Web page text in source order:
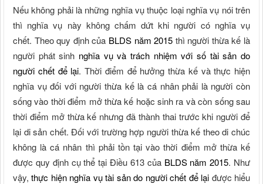
Nếu không phải là những nghĩa vụ thuộc loại nghĩa vụ nói trên
thì nghĩa vụ này không chấm dứt khi người có nghĩa vụ
chết. Theo quy định của BLDS năm 2015 thì người thừa kế là
người phát sinh nghĩa vụ và trách nhiệm với số tài sản do
người chết để lại. Thời điểm để hưởng thừa kế và thực hiện
nghĩa vụ đối với người thừa kế là cá nhân phải là người còn
sống vào thời điểm mở thừa kế hoặc sinh ra và còn sống sau
thời điểm mở thừa kế nhưng đã thành thai trước khi người để
lại di sản chết. Đối với trường hợp người thừa kế theo di chúc
không là cá nhân thì phải tồn tại vào thời điểm mở thừa kế
được quy định cụ thể tại Điều 613 của BLDS năm 2015. Như
vậy,thực hiện nghĩa vụ tài sản do người chết để lại được hiểu